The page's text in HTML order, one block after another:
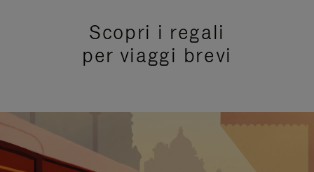
Scopri i regali
per viaggi brevi